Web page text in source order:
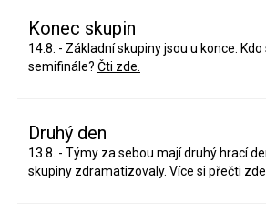
Konec skupin
14.8. - Základní skupiny jsou u konce.
semifinále? Čti zde.
Druhý den
13.8. - Týmy za sebou mají druhý hrací
skupiny zdramatizovaly. Více si přečti zde